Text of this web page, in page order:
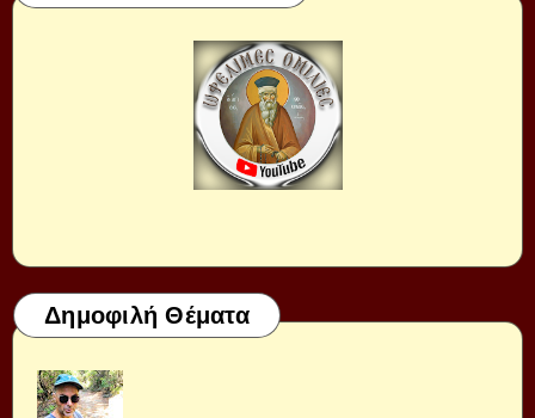
Δημοφιλή Θέματα